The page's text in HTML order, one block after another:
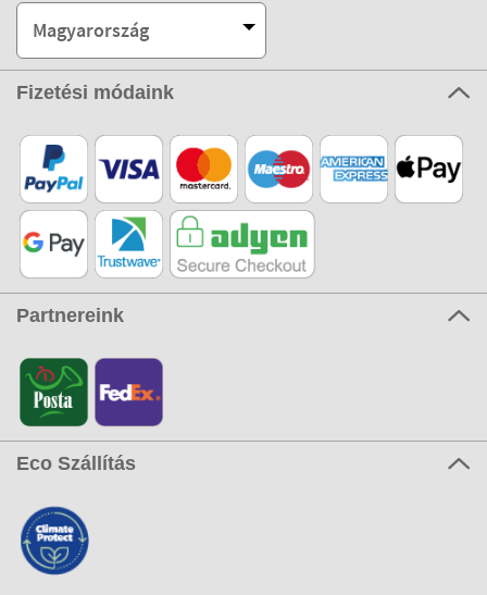
Magyarország
Fizetési módaink
Partnereink
Eco Szállítás